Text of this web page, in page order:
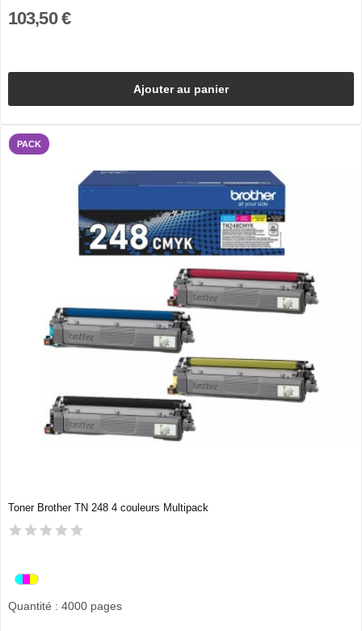
103,50 €
Ajouter au panier
PACK
Toner Brother TN 248 4 couleurs Multipack
Quantité : 4000 pages